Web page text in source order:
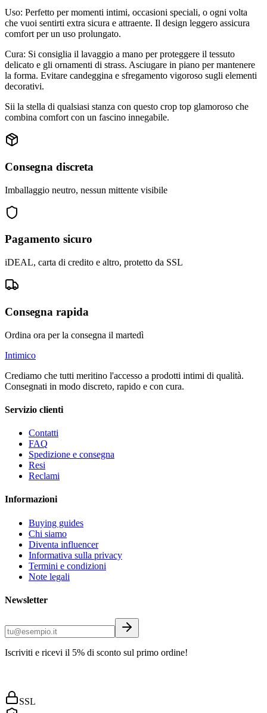
Uso: Perfetto per momenti intimi, occasioni speciali, o ogni volta
che vuoi sentirti extra sicura e attraente. Il design leggero assicura
comfort per un uso prolungato.
Cura: Si consiglia il lavaggio a mano per proteggere il tessuto
delicato e gli ornamenti di strass. Asciugare in piano per mantenere
la forma. Evitare candeggina e sfregamento vigoroso sugli elementi
decorativi.
Sii la stella di qualsiasi stanza con questo crop top glamoroso che
combina comfort con un fascino innegabile.
Consegna discreta
Imballaggio neutro, nessun mittente visibile
Pagamento sicuro
iDEAL, carta di credito e altro, protetto da SSL
Consegna rapida
Ordina ora per la consegna il martedì
Intimico
Crediamo che tutti meritino l'accesso a prodotti intimi di qualità.
Consegnati in modo discreto, rapido e con cura.
Servizio clienti
Contatti
FAQ
Spedizione e consegna
Resi
Reclami
Informazioni
Buying guides
Chi siamo
Diventa influencer
Informativa sulla privacy
Termini e condizioni
Note legali
Newsletter
Iscriviti e ricevi il 5% di sconto sul primo ordine!
SSL